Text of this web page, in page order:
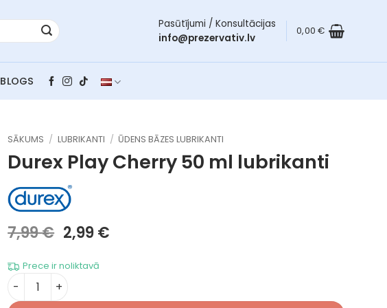
Pasūtījumi / Konsultācijas
info@prezervativ.lv
0,00€
BLOGS
SĀKUMS / LUBRIKANTI / ŪDENS BĀZES LUBRIKANTI
Durex Play Cherry 50 ml lubrikanti
7,99€ Original
price
was:
7,99 €.
2,99€Current
Prece ir noliktavā
Durex Play Cherry 50 ml daudzums